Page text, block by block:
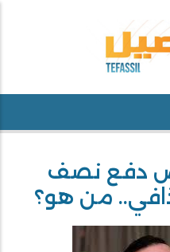
دفع نصف
من هو؟